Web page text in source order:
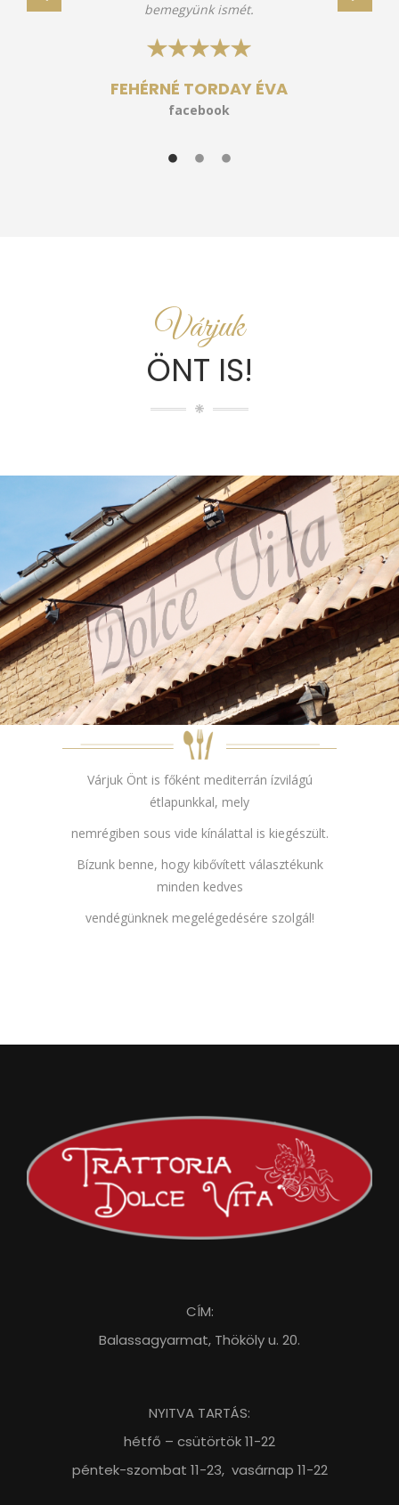
bemegyünk ismét.
FEHÉRNÉ TORDAY ÉVA
facebook
Várjuk
ÖNT IS!
Várjuk Önt is főként mediterrán ízvilágú
étlapunkkal, mely
nemrégiben sous vide kínálattal is kiegészült.
Bízunk benne, hogy kibővített választékunk
minden kedves
vendégünknek megelégedésére szolgál!
CÍM:
Balassagyarmat, Thököly u. 20.
NYITVA TARTÁS:
hétfő – csütörtök 11-22
péntek-szombat 11-23, vasárnap 11-22